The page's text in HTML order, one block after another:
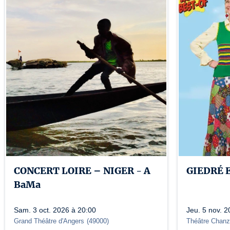
CONCERT LOIRE – NIGER - A
BaMa
Sam. 3 oct. 2026 à 20:00
Grand Théâtre d'Angers (49000)
GIEDRÉ
Jeu. 5 nov.
Théâtre